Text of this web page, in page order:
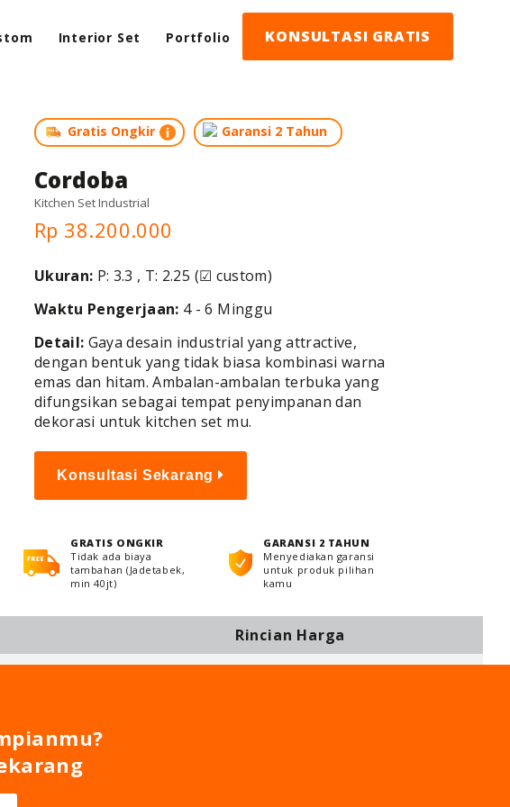
Interior Set Portfolio KONSULTASI GRATIS
Gratis Ongkir Garansi 2 Tahun
Cordoba
Kitchen Set Industrial
Rp 38.200.000
Ukuran: P: 3.3 , T: 2.25 (☑ custom)
Waktu Pengerjaan: 4 - 6 Minggu
Detail: Gaya desain industrial yang attractive,
dengan bentuk yang tidak biasa kombinasi warna
emas dan hitam. Ambalan-ambalan terbuka yang
difungsikan sebagai tempat penyimpanan dan
dekorasi untuk kitchen set mu.
Konsultasi Sekarang
Rincian Harga
GRATIS ONGKIR
Tidak ada biaya
tambahan (Jadetabek,
min 40jt)
GARANSI 2 TAHUN
Menyediakan garansi
untuk produk pilihan
kamu